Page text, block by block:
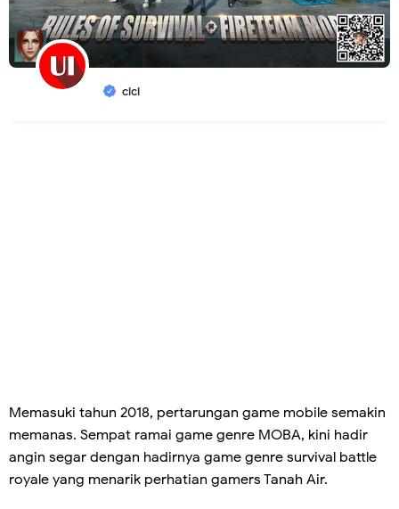
cici
Memasuki tahun 2018, pertarungan game mobile semakin
memanas. Sempat ramai game genre MOBA, kini hadir
angin segar dengan hadirnya game genre survival battle
royale yang menarik perhatian gamers Tanah Air.